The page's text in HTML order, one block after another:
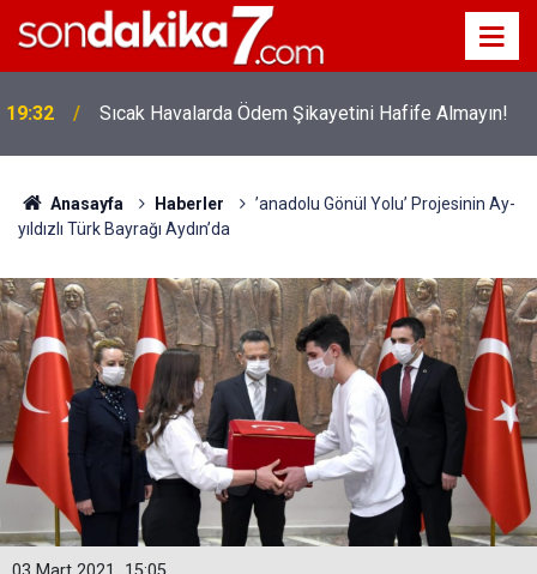
19:32 Sıcak Havalarda Ödem Şikayetini Hafife Almayın!
Anasayfa Haberler
’anadolu Gönül Yolu’ Projesinin Ay-
yıldızlı Türk Bayrağı Aydın’da